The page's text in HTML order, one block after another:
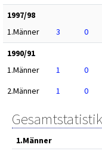
1997/98
1.Männer
3 0
1990/91
1.Männer
1 0
2.Männer
1 0
Gesamtstatistik
1.Männer